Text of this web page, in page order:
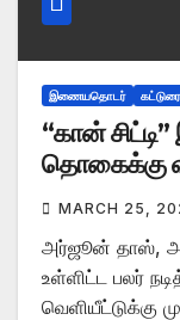
இணையதொடர்
“கான்
தொகைக்கு
MARCH 25,
அர்ஜூன் தாஸ்,
உள்ளிட்ட பலர்
வெளியீட்டுக்கு